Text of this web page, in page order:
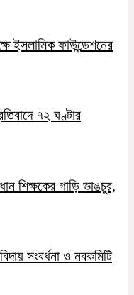
ইসলামিক ফাউন্ডেশনের
৭২ ঘণ্টার
শিক্ষকের গাড়ি ভাঙচুর,
সংবর্ধনা ও নবকমিটি